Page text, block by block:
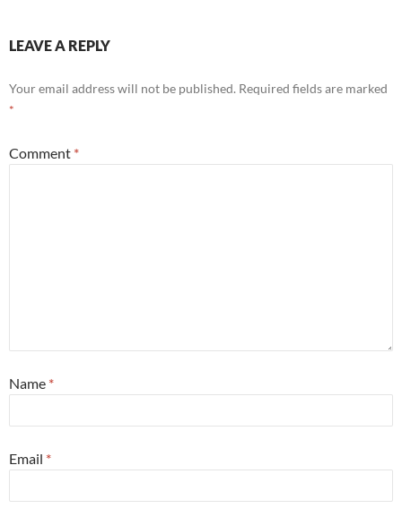
LEAVE A REPLY
Your email address will not be published. Required fields are marked
*
Comment *
Name *
Email *